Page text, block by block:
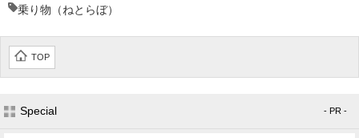
乗り物（ねとらぼ）
TOP
Special - PR -